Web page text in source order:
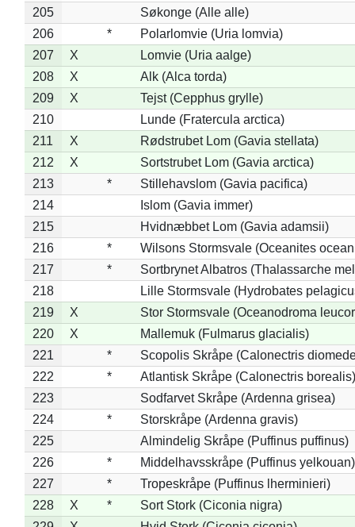
205
Søkonge (Alle alle)
206
*
Polarlomvie (Uria lomvia)
207
X
Lomvie (Uria aalge)
208
X
Alk (Alca torda)
209
X
Tejst (Cepphus grylle)
210
Lunde (Fratercula arctica)
211
X
Rødstrubet Lom (Gavia stellata)
212
X
Sortstrubet Lom (Gavia arctica)
213
*
Stillehavslom (Gavia pacifica)
214
Islom (Gavia immer)
215
Hvidnæbbet Lom (Gavia adamsii)
216
*
Wilsons Stormsvale (Oceanites
217
*
Sortbrynet Albatros (Thalassarche
218
Lille Stormsvale (Hydrobates
219
X
Stor Stormsvale (Oceanodroma
220
X
Mallemuk (Fulmarus glacialis)
221
*
Scopolis Skråpe (Calonectris
222
*
Atlantisk Skråpe (Calonectris borealis)
223
Sodfarvet Skråpe (Ardenna grisea)
224
*
Storskråpe (Ardenna gravis)
225
Almindelig Skråpe (Puffinus puffinus)
226
*
Middelhavsskråpe (Puffinus yelkouan)
227
*
Tropeskråpe (Puffinus lherminieri)
228
X *
Sort Stork (Ciconia nigra)